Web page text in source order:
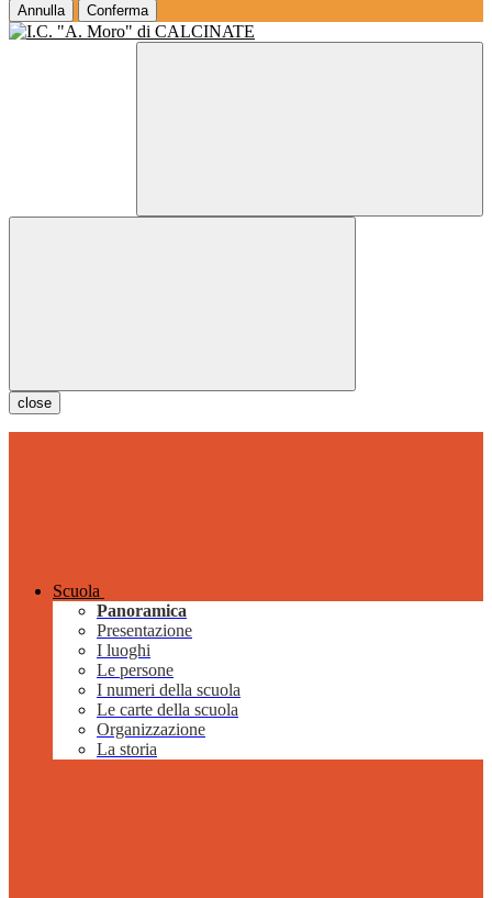
Annulla Conferma
close
Scuola
Panoramica
Presentazione
I luoghi
Le persone
I numeri della scuola
Le carte della scuola
Organizzazione
La storia